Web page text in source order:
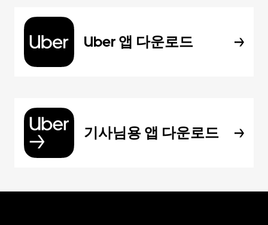
Uber 앱 다운로드
기사님용 앱 다운로드